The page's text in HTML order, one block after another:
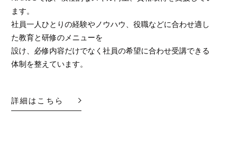
ます。
社員一人ひとりの経験やノウハウ、役職などに合わせ適し
た教育と研修のメニューを
設け、必修内容だけでなく社員の希望に合わせ受講できる
体制を整えています。
詳細はこちら